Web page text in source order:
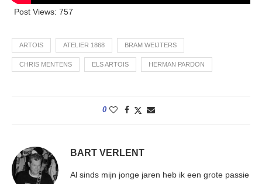
Post Views: 757
ARTOIS ATELIER 1868 BRAM WEIJTERS
CHRIS MENTENS ELS ARTOIS HERMAN PARDON
0
BART VERLENT
Al sinds mijn jonge jaren heb ik een grote passie